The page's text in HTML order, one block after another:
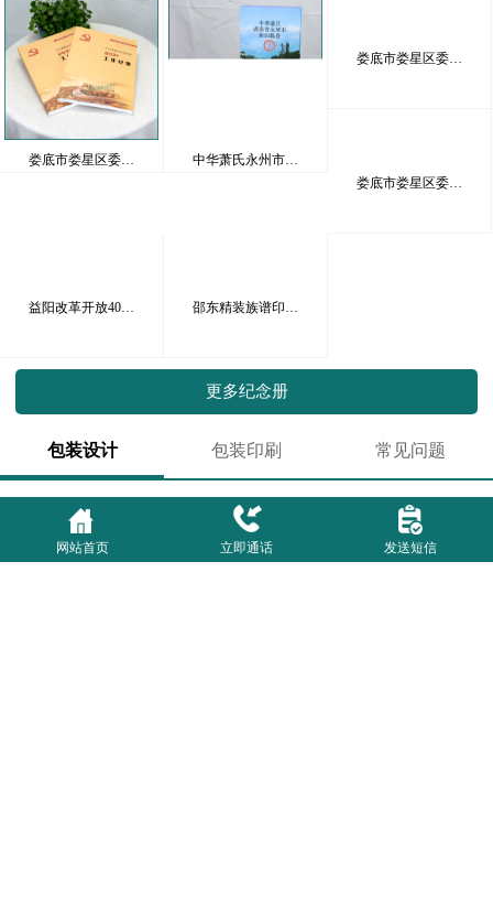
娄底市娄星区委… 中华萧氏永州市…
包装印刷
·长沙包装厂家包装设计对产品销售的重要意义及影响--
十方艺印包装
·长沙包装厂家包装设计影响产品的三个主要因素--十方
艺印包装
·农产品包装设计对品牌的发展及重要性
网站首页 立即通话 发送短信